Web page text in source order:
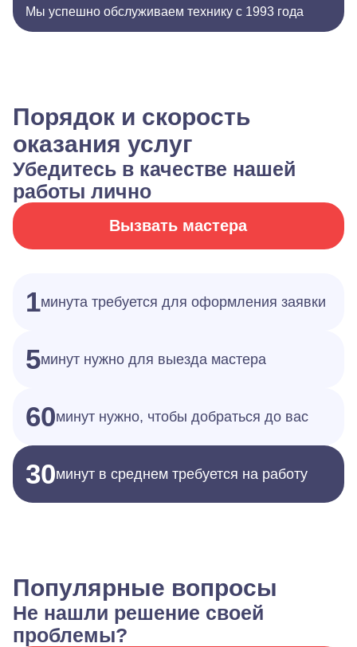
Мы успешно обслуживаем технику с 1993 года
Порядок и скорость
оказания услуг
Убедитесь в качестве нашей
работы лично
Вызвать мастера
1минута требуется для оформления заявки
5минут нужно для выезда мастера
60минут нужно, чтобы добраться до вас
30минут в среднем требуется на работу
Популярные вопросы
Не нашли решение своей
проблемы?